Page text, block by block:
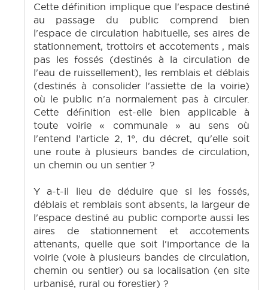
Cette définition implique que l'espace destiné
au passage du public comprend bien
l'espace de circulation habituelle, ses aires de
stationnement, trottoirs et accotements , mais
pas les fossés (destinés à la circulation de
l'eau de ruissellement), les remblais et déblais
(destinés à consolider l'assiette de la voirie)
où le public n'a normalement pas à circuler.
Cette définition est-elle bien applicable à
toute voirie « communale » au sens où
l'entend l'article 2, 1°, du décret, qu'elle soit
une route à plusieurs bandes de circulation,
un chemin ou un sentier ?
Y a-t-il lieu de déduire que si les fossés,
déblais et remblais sont absents, la largeur de
l'espace destiné au public comporte aussi les
aires de stationnement et accotements
attenants, quelle que soit l'importance de la
voirie (voie à plusieurs bandes de circulation,
chemin ou sentier) ou sa localisation (en site
urbanisé, rural ou forestier) ?